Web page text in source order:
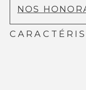
NOS
Linkedin
Youtube